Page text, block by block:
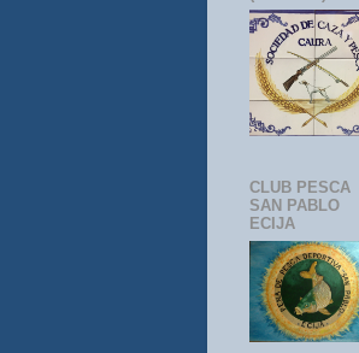
CLUB PESCA
SAN PABLO
ECIJA